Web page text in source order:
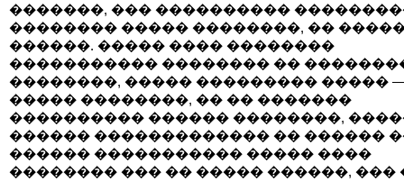
�������, ��� ����������
�������� ����� ��������, ��
������. ����� ���� ��������
����������� �������� ��
��������, ����� ��������� ����� —
����� ��������, �� �� �������
���������� ������ ��������,
������ ������������� �� ������
������ ����������� ����� ����
�������� ��� �� ����� ������, ���